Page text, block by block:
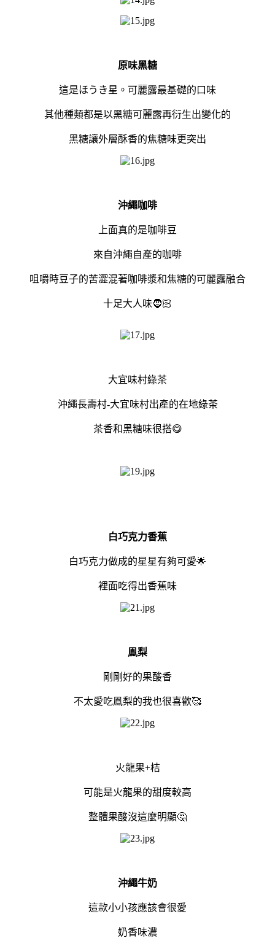
原味黑糖
這是ほうき星。可麗露最基礎的口味
其他種類都是以黑糖可麗露再衍生出變化的
黑糖讓外層酥香的焦糖味更突出
沖繩咖啡
上面真的是咖啡豆
來自沖繩自產的咖啡
咀嚼時豆子的苦澀混著咖啡漿和焦糖的可麗露融合
十足大人味🧔🏻
大宜味村綠茶
沖繩長壽村-大宜味村出產的在地綠茶
茶香和黑糖味很搭😋
白巧克力香蕉
白巧克力做成的星星有夠可愛🌟
裡面吃得出香蕉味
鳯梨
剛剛好的果酸香
不太愛吃鳯梨的我也很喜歡🥰
火龍果+桔
可能是火龍果的甜度較高
整體果酸沒這麼明顯🤔
沖繩牛奶
這款小小孩應該會很愛
奶香味濃